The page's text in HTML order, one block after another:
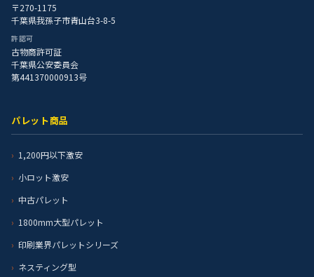
〒270-1175
千葉県我孫子市青山台3-8-5
許認可
古物商許可証
千葉県公安委員会
第441370000913号
パレット商品
1,200円以下激安
小ロット激安
中古パレット
1800mm大型パレット
印刷業界パレットシリーズ
ネスティング型